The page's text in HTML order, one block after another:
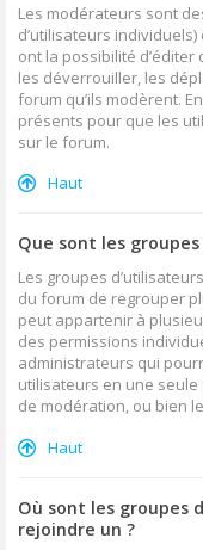
Les modérateurs sont
d’utilisateurs
ont la possibilité
les déverrouiller, les
forum qu’ils modèrent.
présents pour que les
sur le forum.
Haut
Que sont les
Les groupes
du forum de regrouper
peut appartenir à
des permissions
administrateurs qui
utilisateurs en une
de modération, ou bien
Haut
Où sont les groupes
rejoindre un ?